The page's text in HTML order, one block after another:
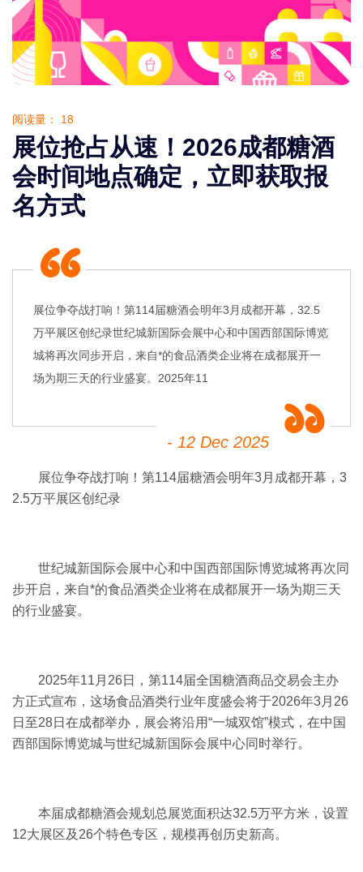
阅读量： 18
展位抢占从速！2026成都糖酒
会时间地点确定，立即获取报
名方式
展位争夺战打响！第114届糖酒会明年3月成都开幕，32.5
万平展区创纪录世纪城新国际会展中心和中国西部国际博览
城将再次同步开启，来自*的食品酒类企业将在成都展开一
场为期三天的行业盛宴。2025年11
- 12 Dec 2025
展位争夺战打响！第114届糖酒会明年3月成都开幕，3
2.5万平展区创纪录
世纪城新国际会展中心和中国西部国际博览城将再次同
步开启，来自*的食品酒类企业将在成都展开一场为期三天
的行业盛宴。
2025年11月26日，第114届全国糖酒商品交易会主办
方正式宣布，这场食品酒类行业年度盛会将于2026年3月26
日至28日在成都举办，展会将沿用“一城双馆”模式，在中国
西部国际博览城与世纪城新国际会展中心同时举行。
本届成都糖酒会规划总展览面积达32.5万平方米，设置
12大展区及26个特色专区，规模再创历史新高。